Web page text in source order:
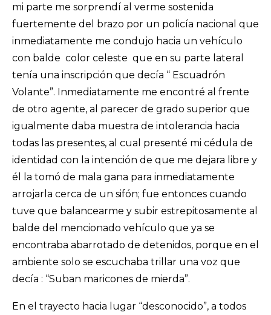
mi parte me sorprendí al verme sostenida
fuertemente del brazo por un policía nacional que
inmediatamente me condujo hacia un vehículo
con balde color celeste que en su parte lateral
tenía una inscripción que decía “ Escuadrón
Volante”. Inmediatamente me encontré al frente
de otro agente, al parecer de grado superior que
igualmente daba muestra de intolerancia hacia
todas las presentes, al cual presenté mi cédula de
identidad con la intención de que me dejara libre y
él la tomó de mala gana para inmediatamente
arrojarla cerca de un sifón; fue entonces cuando
tuve que balancearme y subir estrepitosamente al
balde del mencionado vehículo que ya se
encontraba abarrotado de detenidos, porque en el
ambiente solo se escuchaba trillar una voz que
decía : “Suban maricones de mierda”.
En el trayecto hacia lugar “desconocido”, a todos